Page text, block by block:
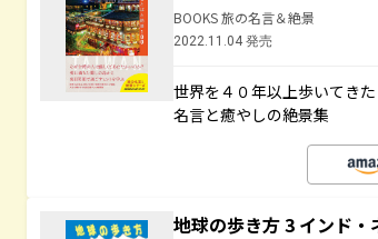
BOOKS 旅の名言＆絶景
2022.11.04 発売
世界を４０年以上歩いてき
名言と癒やしの絶景集
地球の歩き方 3 インド・